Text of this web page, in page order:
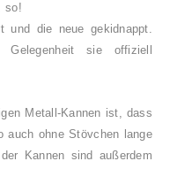
so!
und die neue gekidnappt.
sie offiziell
Metall-Kannen ist, dass
auch ohne Stövchen lange
Kannen sind außerdem